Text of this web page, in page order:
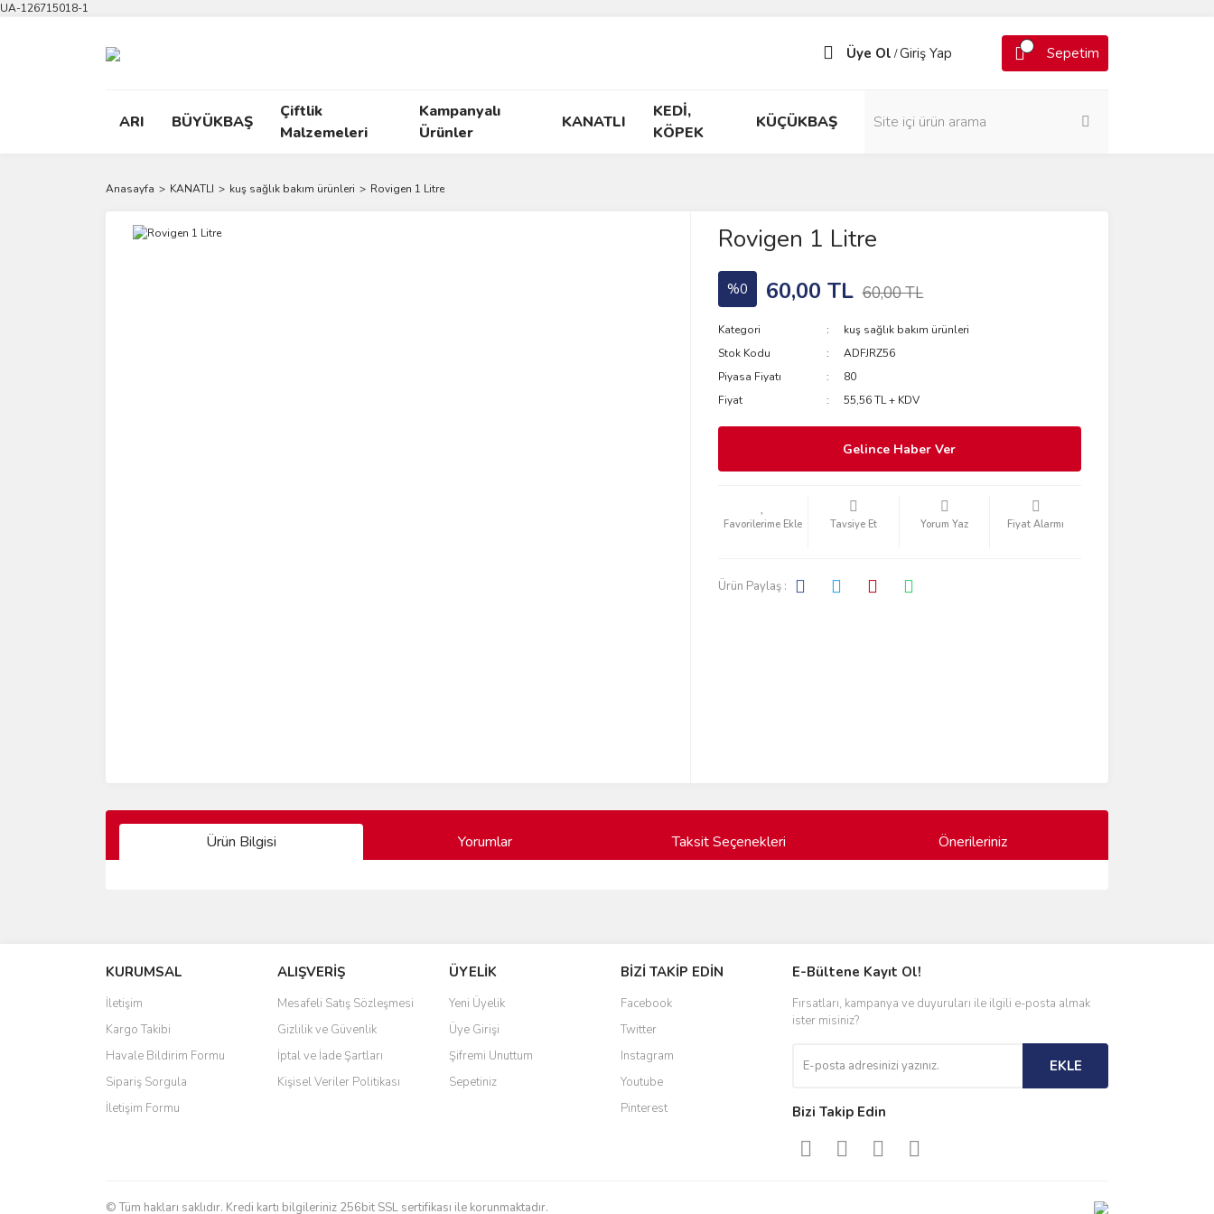
UA-126715018-1
Üye Ol /Giriş Yap Sepetim
ARI BÜYÜKBAŞ
Çiftlik
Malzemeleri
Kampanyalı
Ürünler
KANATLI
KEDİ,
KÖPEK
KÜÇÜKBAŞ
Anasayfa KANATLI kuş sağlık bakım ürünleri Rovigen 1 Litre
Rovigen 1 Litre
%0 60,00 TL 60,00 TL
Kategori
kuş sağlık bakım ürünleri
Stok Kodu
ADFJRZ56
Piyasa Fiyatı
80
Fiyat
55,56 TL + KDV
Gelince Haber Ver
Tavsiye Et Yorum Yaz Fiyat Alarmı
Ürün Paylaş :
Ürün Bilgisi Yorumlar Taksit Seçenekleri Önerileriniz
Ürün resmi kalitesiz, bozuk veya görüntülenemiyor.
Ürün açıklamasında eksik bilgiler bulunuyor.
Ürün bilgilerinde hatalar bulunuyor.
Ürün fiyatı diğer sitelerden daha pahalı.
Bu ürüne benzer farklı alternatifler olmalı.
KURUMSAL
İletişim
Kargo Takibi
Havale Bildirim Formu
Sipariş Sorgula
İletişim Formu
ALIŞVERİŞ
Mesafeli Satış Sözleşmesi
Gizlilik ve Güvenlik
İptal ve İade Şartları
Kişisel Veriler Politikası
ÜYELİK
Yeni Üyelik
Üye Girişi
Şifremi Unuttum
Sepetiniz
BİZİ TAKİP EDİN
Facebook
Twitter
Instagram
Youtube
Pinterest
E-Bültene Kayıt Ol!
Fırsatları, kampanya ve duyuruları ile ilgili e-posta almak
ister misiniz?
EKLE
Bizi Takip Edin
© Tüm hakları saklıdır. Kredi kartı bilgileriniz 256bit SSL sertifikası ile korunmaktadır.